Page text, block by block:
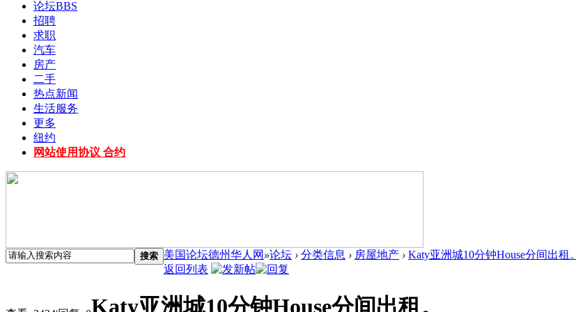
论坛BBS
招聘
求职
汽车
房产
二手
热点新闻
生活服务
更多
纽约
网站使用协议 合约
搜索 美国论坛德州华人网 »论坛 › 分类信息 › 房屋地产 › Katy亚洲城10分钟House分间出租。
返回列表
Katy亚洲城10分钟House分间出租。